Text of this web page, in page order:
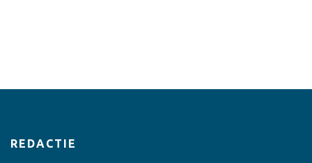
REDACTIE